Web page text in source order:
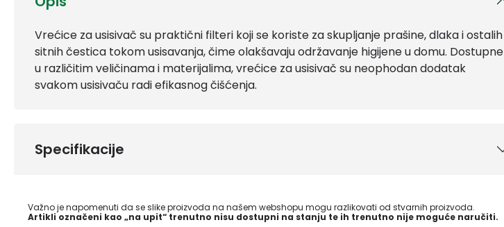
Vrećice za usisivač su praktični filteri koji se koriste za skupljanje prašine, dlaka i ostalih
sitnih čestica tokom usisavanja, čime olakšavaju održavanje higijene u domu. Dostupne
u različitim veličinama i materijalima, vrećice za usisivač su neophodan dodatak
svakom usisivaču radi efikasnog čišćenja.
Specifikacije
Važno je napomenuti da se slike proizvoda na našem webshopu mogu razlikovati od stvarnih proizvoda.
Artikli označeni kao „na upit“ trenutno nisu dostupni na stanju te ih trenutno nije moguće naručiti.